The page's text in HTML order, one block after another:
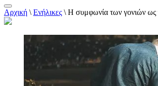
Αλεξάνδρα Καππάτου
Αρχική \ Ενήλικες \ Η συμφωνία των γονιών ως